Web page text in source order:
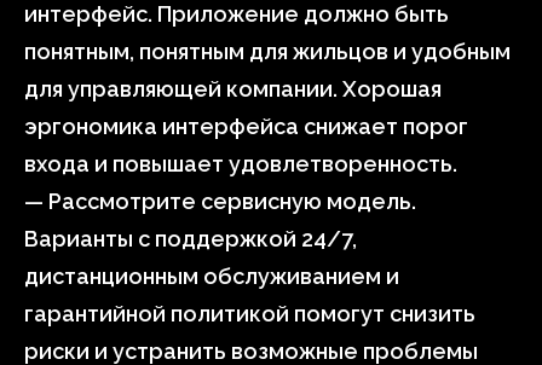
интерфейс. Приложение должно быть
понятным, понятным для жильцов и удобным
для управляющей компании. Хорошая
эргономика интерфейса снижает порог
входа и повышает удовлетворенность.
— Рассмотрите сервисную модель.
Варианты с поддержкой 24/7,
дистанционным обслуживанием и
гарантийной политикой помогут снизить
риски и устранить возможные проблемы